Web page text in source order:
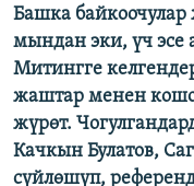
Башка
мындан эки, үч эсе
Митингге
жаштар менен
жүрөт.
Качкын Булатов,
сүйлөшүп,